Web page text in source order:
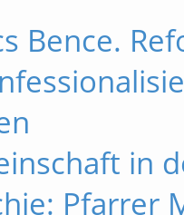
Bence.
in
Pfarrer